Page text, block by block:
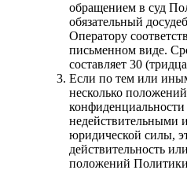
обращением в суд
обязательный
Оператору
письменном виде.
составляет 30
Если по тем или
несколько
юридической силы,
действительность
положений